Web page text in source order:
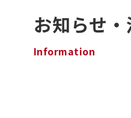
お知らせ
Information